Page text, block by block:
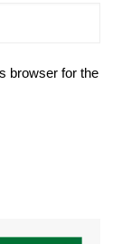
browser for the